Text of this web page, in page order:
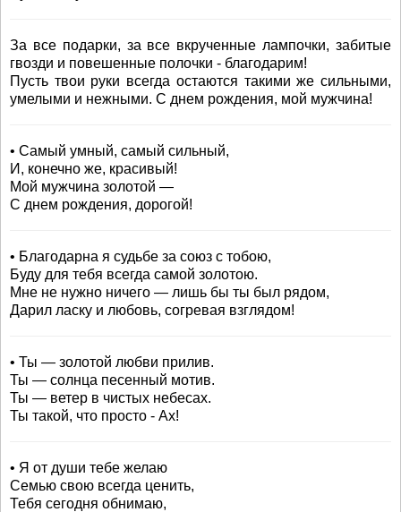
За все подарки, за все вкрученные лампочки, забитые
гвозди и повешенные полочки - благодарим!
Пусть твои руки всегда остаются такими же сильными,
умелыми и нежными. С днем рождения, мой мужчина!
• Самый умный, самый сильный,
И, конечно же, красивый!
Мой мужчина золотой —
С днем рождения, дорогой!
• Благодарна я судьбе за союз с тобою,
Буду для тебя всегда самой золотою.
Мне не нужно ничего — лишь бы ты был рядом,
Дарил ласку и любовь, согревая взглядом!
• Ты — золотой любви прилив.
Ты — солнца песенный мотив.
Ты — ветер в чистых небесах.
Ты такой, что просто - Ах!
• Я от души тебе желаю
Семью свою всегда ценить,
Тебя сегодня обнимаю,